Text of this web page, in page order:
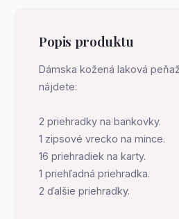
Popis produktu
Dámska kožená laková
nájdete:
2 priehradky na bankovky.
1 zipsové vrecko na mince.
16 priehradiek na karty.
1 priehľadná priehradka.
2 ďalšie priehradky.